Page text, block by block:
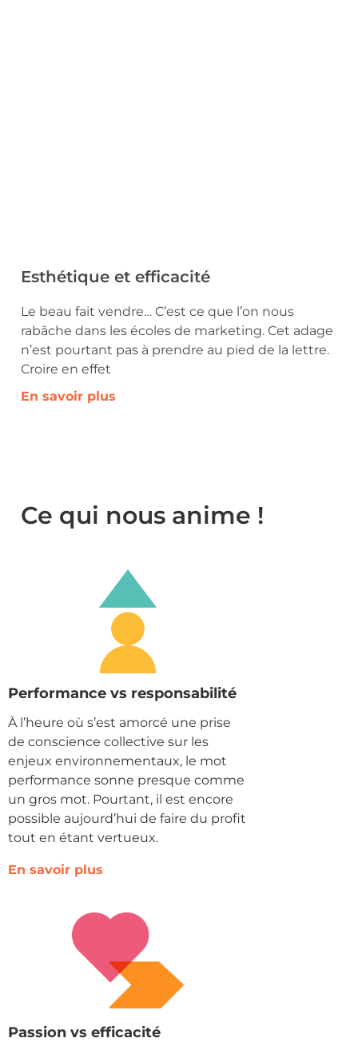
Esthétique et efficacité
Le beau fait vendre… C’est ce que l’on nous
rabâche dans les écoles de marketing. Cet adage
n’est pourtant pas à prendre au pied de la lettre.
Croire en effet
En savoir plus
Ce qui nous anime !
Performance vs responsabilité
À l’heure où s’est amorcé une prise
de conscience collective sur les
enjeux environnementaux, le mot
performance sonne presque comme
un gros mot. Pourtant, il est encore
possible aujourd’hui de faire du profit
tout en étant vertueux.
En savoir plus
Passion vs efficacité